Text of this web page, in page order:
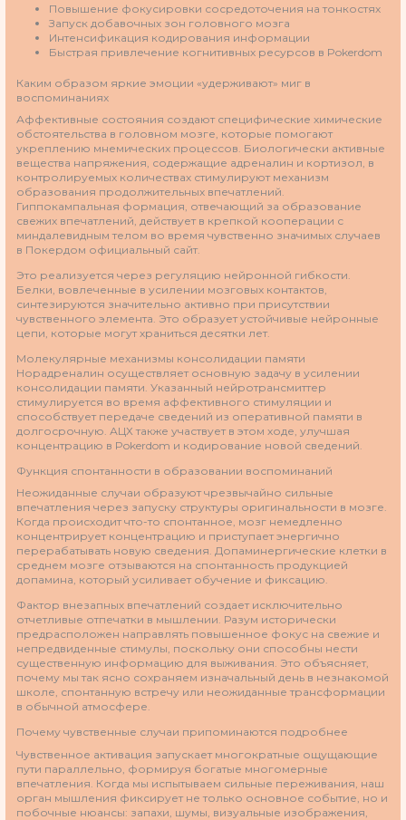
Повышение фокусировки сосредоточения на тонкостях
Запуск добавочных зон головного мозга
Интенсификация кодирования информации
Быстрая привлечение когнитивных ресурсов в Pokerdom
Каким образом яркие эмоции «удерживают» миг в
воспоминаниях
Аффективные состояния создают специфические химические
обстоятельства в головном мозге, которые помогают
укреплению мнемических процессов. Биологически активные
вещества напряжения, содержащие адреналин и кортизол, в
контролируемых количествах стимулируют механизм
образования продолжительных впечатлений.
Гиппокампальная формация, отвечающий за образование
свежих впечатлений, действует в крепкой кооперации с
миндалевидным телом во время чувственно значимых случаев
в Покердом официальный сайт.
Это реализуется через регуляцию нейронной гибкости.
Белки, вовлеченные в усилении мозговых контактов,
синтезируются значительно активно при присутствии
чувственного элемента. Это образует устойчивые нейронные
цепи, которые могут храниться десятки лет.
Молекулярные механизмы консолидации памяти
Норадреналин осуществляет основную задачу в усилении
консолидации памяти. Указанный нейротрансмиттер
стимулируется во время аффективного стимуляции и
способствует передаче сведений из оперативной памяти в
долгосрочную. АЦХ также участвует в этом ходе, улучшая
концентрацию в Pokerdom и кодирование новой сведений.
Функция спонтанности в образовании воспоминаний
Неожиданные случаи образуют чрезвычайно сильные
впечатления через запуску структуры оригинальности в мозге.
Когда происходит что-то спонтанное, мозг немедленно
концентрирует концентрацию и приступает энергично
перерабатывать новую сведения. Допаминергические клетки в
среднем мозге отзываются на спонтанность продукцией
допамина, который усиливает обучение и фиксацию.
Фактор внезапных впечатлений создает исключительно
отчетливые отпечатки в мышлении. Разум исторически
предрасположен направлять повышенное фокус на свежие и
непредвиденные стимулы, поскольку они способны нести
существенную информацию для выживания. Это объясняет,
почему мы так ясно сохраняем изначальный день в незнакомой
школе, спонтанную встречу или неожиданные трансформации
в обычной атмосфере.
Почему чувственные случаи припоминаются подробнее
Чувственное активация запускает многократные ощущающие
пути параллельно, формируя богатые многомерные
впечатления. Когда мы испытываем сильные переживания, наш
орган мышления фиксирует не только основное событие, но и
побочные нюансы: запахи, шумы, визуальные изображения,